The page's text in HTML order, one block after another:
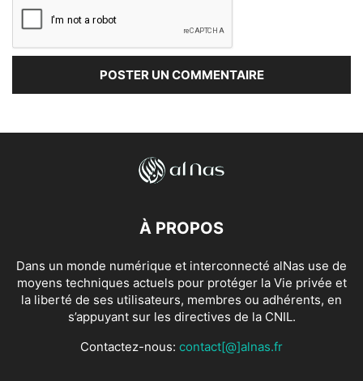
À PROPOS
Dans un monde numérique et interconnecté alNas use de
moyens techniques actuels pour protéger la Vie privée et
la liberté de ses utilisateurs, membres ou adhérents, en
s’appuyant sur les directives de la CNIL.
Contactez-nous: contact[@]alnas.fr